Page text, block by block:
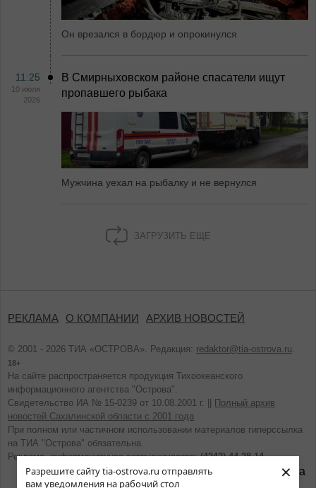
Разрешите сайту tia-ostrova.ru отправлять
вам уведомления на рабочий стол
×
Он врезался в бордюр и опрокинулся
11:25
10 июля
2026
В Смирныховском районе спасатели ищут
пропавшего рыбака
Мужчина уехал на рыбалку и не вернулся
ЗАГРУЗИТЬ ЕЩЕ
РЕКЛАМА О КОМПАНИИ АРХИВ НОВОСТЕЙ
© 2001 - 2026 ТИА «ОСТРОВА». Редакция: redaktor@tia-ostrova.ru.
18+
На сайте распространяется продукция Тихоокеанского
информационного агентства "Острова".
Свидетельство ИА № 15-0239 от 10.08.2001 г. ||
Полный архив
новостей Сахалинской области с 2001 года
При полном или частичном использовании материалов гиперссылка
на ТИА "Острова" обязательна.
Реклама, информационное сотрудничество:(4242) 44-28-14.